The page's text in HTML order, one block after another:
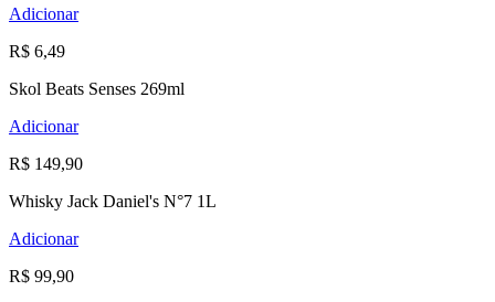
Adicionar
R$ 6,49
Skol Beats Senses 269ml
Adicionar
R$ 149,90
Whisky Jack Daniel's N°7 1L
Adicionar
R$ 99,90